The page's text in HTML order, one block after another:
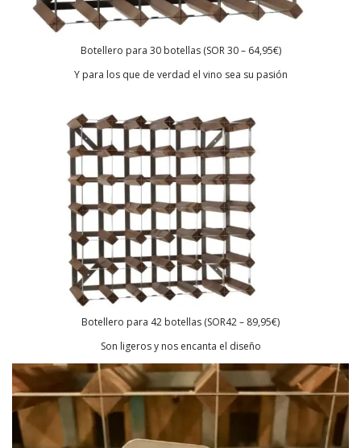
Botellero para 30 botellas (SOR 30 – 64,95€)
Y para los que de verdad el vino sea su pasión
Botellero para 42 botellas (SOR42 – 89,95€)
Son ligeros y nos encanta el diseño